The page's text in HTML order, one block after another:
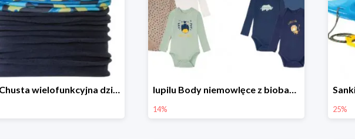
lupilu Chusta wielofunkcyjna dziecięca lupilu Body niemowlęce z biobawełny
14% 25%